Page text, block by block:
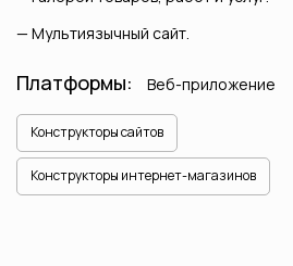
Мультиязычный сайт.
Платформы: Веб-приложение
Конструкторы сайтов
Конструкторы интернет-магазинов